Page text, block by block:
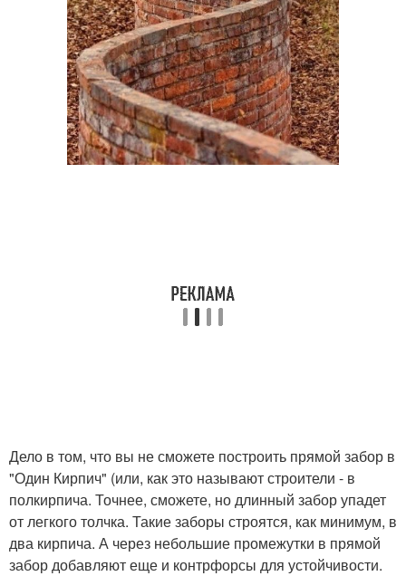
Дело в том, что вы не сможете построить прямой забор в
"Один Кирпич" (или, как это называют строители - в
полкирпича. Точнее, сможете, но длинный забор упадет
от легкого толчка. Такие заборы строятся, как минимум, в
два кирпича. А через небольшие промежутки в прямой
забор добавляют еще и контрфорсы для устойчивости.